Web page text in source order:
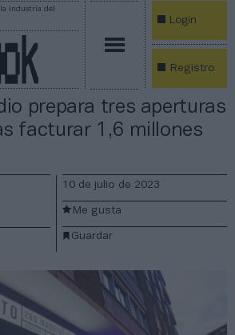
industria del
Login
Registro
prepara tres aperturas
facturar 1,6 millones
10 de julio de 2023
Guardar
Me gusta